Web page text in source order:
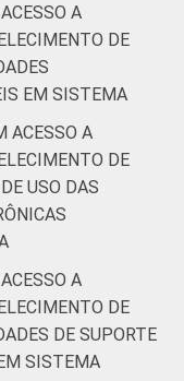
A
DE
EM SISTEMA
ACESSO A
DE
USO DAS
A
DE
DE SUPORTE
SISTEMA